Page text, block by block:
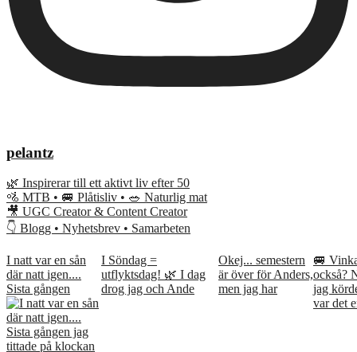
pelantz
🌿 Inspirerar till ett aktivt liv efter 50
🚵 MTB • 🚐 Plåtisliv • 🥗 Naturlig mat
🎥 UGC Creator & Content Creator
👇 Blogg • Nyhetsbrev • Samarbeten
I natt var en sån
där natt igen....
Sista gången
I Söndag =
utflyktsdag! 🌿 I dag
drog jag och Ande
Okej... semestern
är över för Anders,
men jag har
🚐
också?
jag
var det